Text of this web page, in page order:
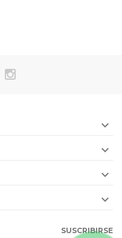




SUSCRIBIRSE